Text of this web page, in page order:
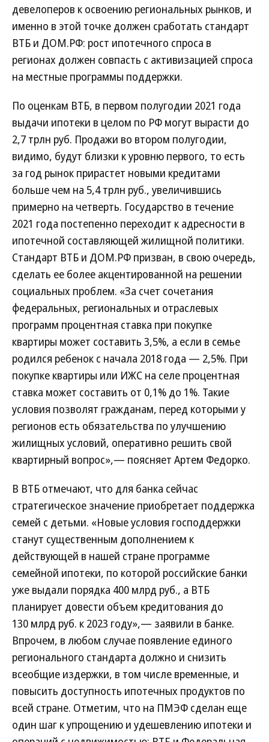
девелоперов к освоению региональных рынков, и
именно в этой точке должен сработать стандарт
ВТБ и ДОМ.РФ: рост ипотечного спроса в
регионах должен совпасть с активизацией спроса
на местные программы поддержки.
По оценкам ВТБ, в первом полугодии 2021 года
выдачи ипотеки в целом по РФ могут вырасти до
2,7 трлн руб. Продажи во втором полугодии,
видимо, будут близки к уровню первого, то есть
за год рынок прирастет новыми кредитами
больше чем на 5,4 трлн руб., увеличившись
примерно на четверть. Государство в течение
2021 года постепенно переходит к адресности в
ипотечной составляющей жилищной политики.
Стандарт ВТБ и ДОМ.РФ призван, в свою очередь,
сделать ее более акцентированной на решении
социальных проблем. «За счет сочетания
федеральных, региональных и отраслевых
программ процентная ставка при покупке
квартиры может составить 3,5%, а если в семье
родился ребенок с начала 2018 года — 2,5%. При
покупке квартиры или ИЖС на селе процентная
ставка может составить от 0,1% до 1%. Такие
условия позволят гражданам, перед которыми у
регионов есть обязательства по улучшению
жилищных условий, оперативно решить свой
квартирный вопрос»,— поясняет Артем Федорко.
В ВТБ отмечают, что для банка сейчас
стратегическое значение приобретает поддержка
семей с детьми. «Новые условия господдержки
станут существенным дополнением к
действующей в нашей стране программе
семейной ипотеки, по которой российские банки
уже выдали порядка 400 млрд руб., а ВТБ
планирует довести объем кредитования до
130 млрд руб. к 2023 году»,— заявили в банке.
Впрочем, в любом случае появление единого
регионального стандарта должно и снизить
всеобщие издержки, в том числе временные, и
повысить доступность ипотечных продуктов по
всей стране. Отметим, что на ПМЭФ сделан еще
один шаг к упрощению и удешевлению ипотеки и